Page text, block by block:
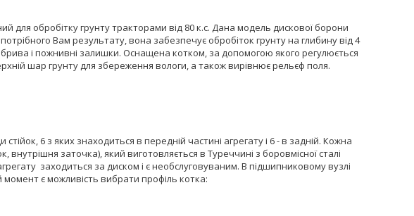
для обробітку грунту тракторами від 80 к.с. Дана модель дискової борони
Вам результату, вона забезпечує обробіток грунту на глибину від 4
і пожнивні залишки. Оснащена котком, за допомогою якого регулюється
шар грунту для збереження вологи, а також вирівнює рельєф поля.
стійок, 6 з яких знаходиться в передній частині агрегату і 6 - в задній. Кожна
заточка), який виготовляється в Туреччині з боровмісної сталі
заходиться за диском і є необслуговуваним. В підшипниковому вузлі
є можливість вибрати профіль котка: